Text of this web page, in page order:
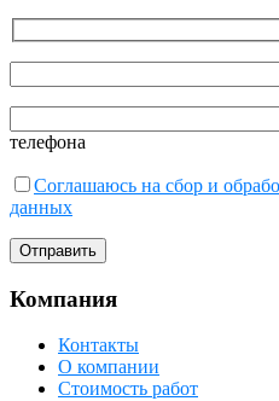
телефона
Соглашаюсь на сбор и
данных
Компания
Контакты
О компании
Стоимость работ